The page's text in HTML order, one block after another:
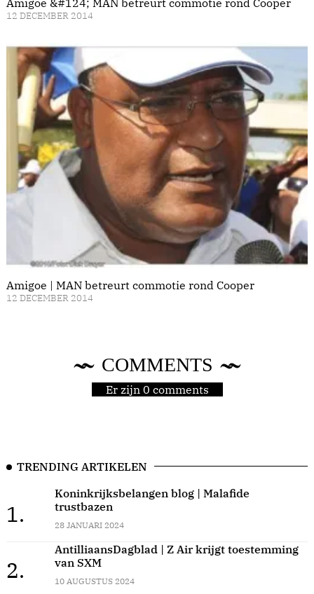
12 DECEMBER 2014
Amigoe | MAN betreurt commotie rond Cooper
12 DECEMBER 2014
COMMENTS
Er zijn 0 comments
TRENDING ARTIKELEN
1.
Koninkrijksbelangen blog | Malafide
trustbazen
28 JANUARI 2024
2.
AntilliaansDagblad | Z Air krijgt toestemming
van SXM
10 AUGUSTUS 2024